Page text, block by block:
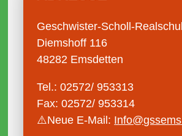
Geschwister-Scholl-
Diemshoff 116
48282 Emsdetten
Tel.: 02572/ 953313
Fax: 02572/ 953314
⚠️Neue E-Mail: